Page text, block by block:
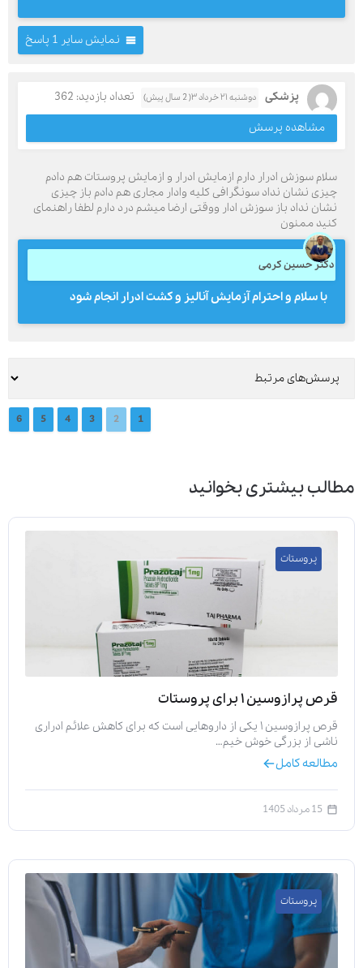
نمایش سایر 1 پاسخ
پزشکی دوشنبه ۲۱ خرداد ۳( 2 سال پیش)
تعداد بازدید: 362
مشاهده پرسش
سلام سوزش ادرار دارم ازمایش ادرار و ازمایش پروستات هم دادم
چیزی نشان نداد سونگرافی کلیه وادار مجاری هم دادم باز چیزی
نشان نداد باز سوزش ادار ووقتی ارضا میشم درد دارم لطفا راهنمای
کنید ممنون
دکتر حسین کرمی
با سلام و احترام آزمایش آنالیز و کشت ادرار انجام شود
1
2
3
4
5
6
مطالب بیشتری بخوانید
پروستات
قرص پرازوسین ۱ برای پروستات
قرص پرازوسین ۱ یکی از داروهایی است که برای کاهش علائم ادراری
ناشی از بزرگی خوش خیم…
مطالعه کامل
15 مرداد 1405
پروستات